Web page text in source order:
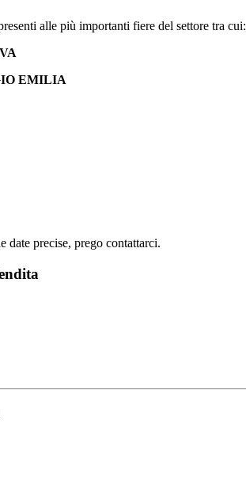
alle più importanti fiere del settore tra cui:
EMILIA
date precise, prego contattarci.